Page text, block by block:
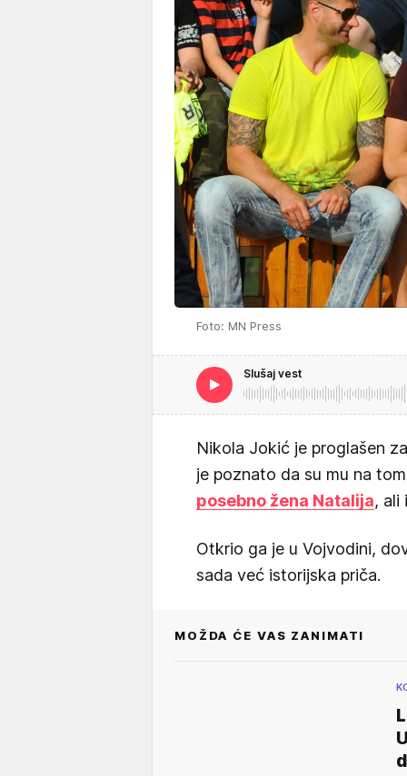
Foto: MN Press
Slušaj vest
Nikola Jokić je proglašen
je poznato da su mu na
posebno žena Natalija, ali
Otkrio ga je u Vojvodini,
sada već istorijska priča.
MOŽDA ĆE VAS ZANIMATI